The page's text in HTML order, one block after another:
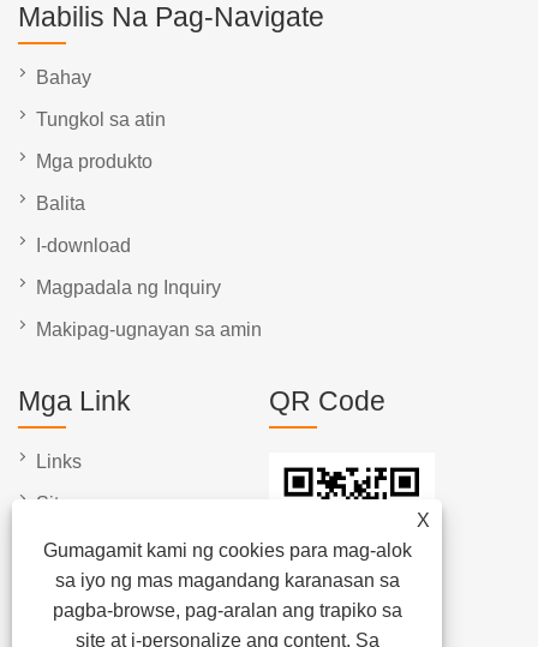
X
Gumagamit kami ng cookies para mag-alok
sa iyo ng mas magandang karanasan sa
pagba-browse, pag-aralan ang trapiko sa
site at i-personalize ang content. Sa
Mabilis Na Pag-Navigate
Bahay
Tungkol sa atin
Mga produkto
Balita
I-download
Magpadala ng Inquiry
Makipag-ugnayan sa amin
Mga Link
Links
Sitemap
RSS
XML
Patakaran sa Privacy
QR Code